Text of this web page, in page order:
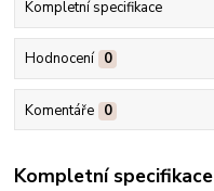
Kompletní specifikace
Hodnocení 0
Komentáře 0
Kompletní specifikace